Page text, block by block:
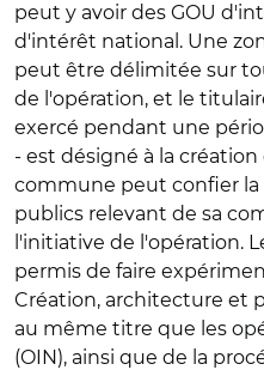
peut y avoir des GOU
d'intérêt national. Une
peut être délimitée sur
de l'opération, et le
exercé pendant une
- est désigné à la
commune peut confier
publics relevant de sa
l'initiative de l'opération.
permis de faire
Création, architecture et
au même titre que les
(OIN), ainsi que de la